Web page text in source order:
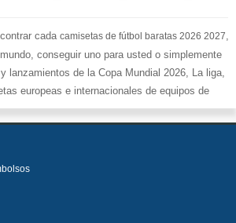
cada camisetas de fútbol baratas 2026 2027,
conseguir uno para usted o simplemente
lanzamientos de la Copa Mundial 2026, La liga,
europeas e internacionales de equipos de
baratas replicasen la tienda deportiva
ofertas en todas las camisetas del club
internacionales, todo a los precios más bajos!
de